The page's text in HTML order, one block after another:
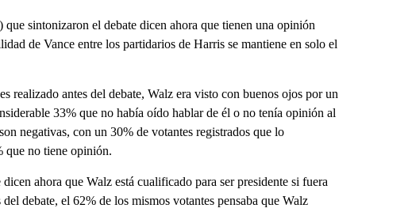
sintonizaron el debate dicen ahora que tienen una opinión
de Vance entre los partidarios de Harris se mantiene en solo el
realizado antes del debate, Walz era visto con buenos ojos por un
33% que no había oído hablar de él o no tenía opinión al
negativas, con un 30% de votantes registrados que lo
que no tiene opinión.
ahora que Walz está cualificado para ser presidente si fuera
debate, el 62% de los mismos votantes pensaba que Walz